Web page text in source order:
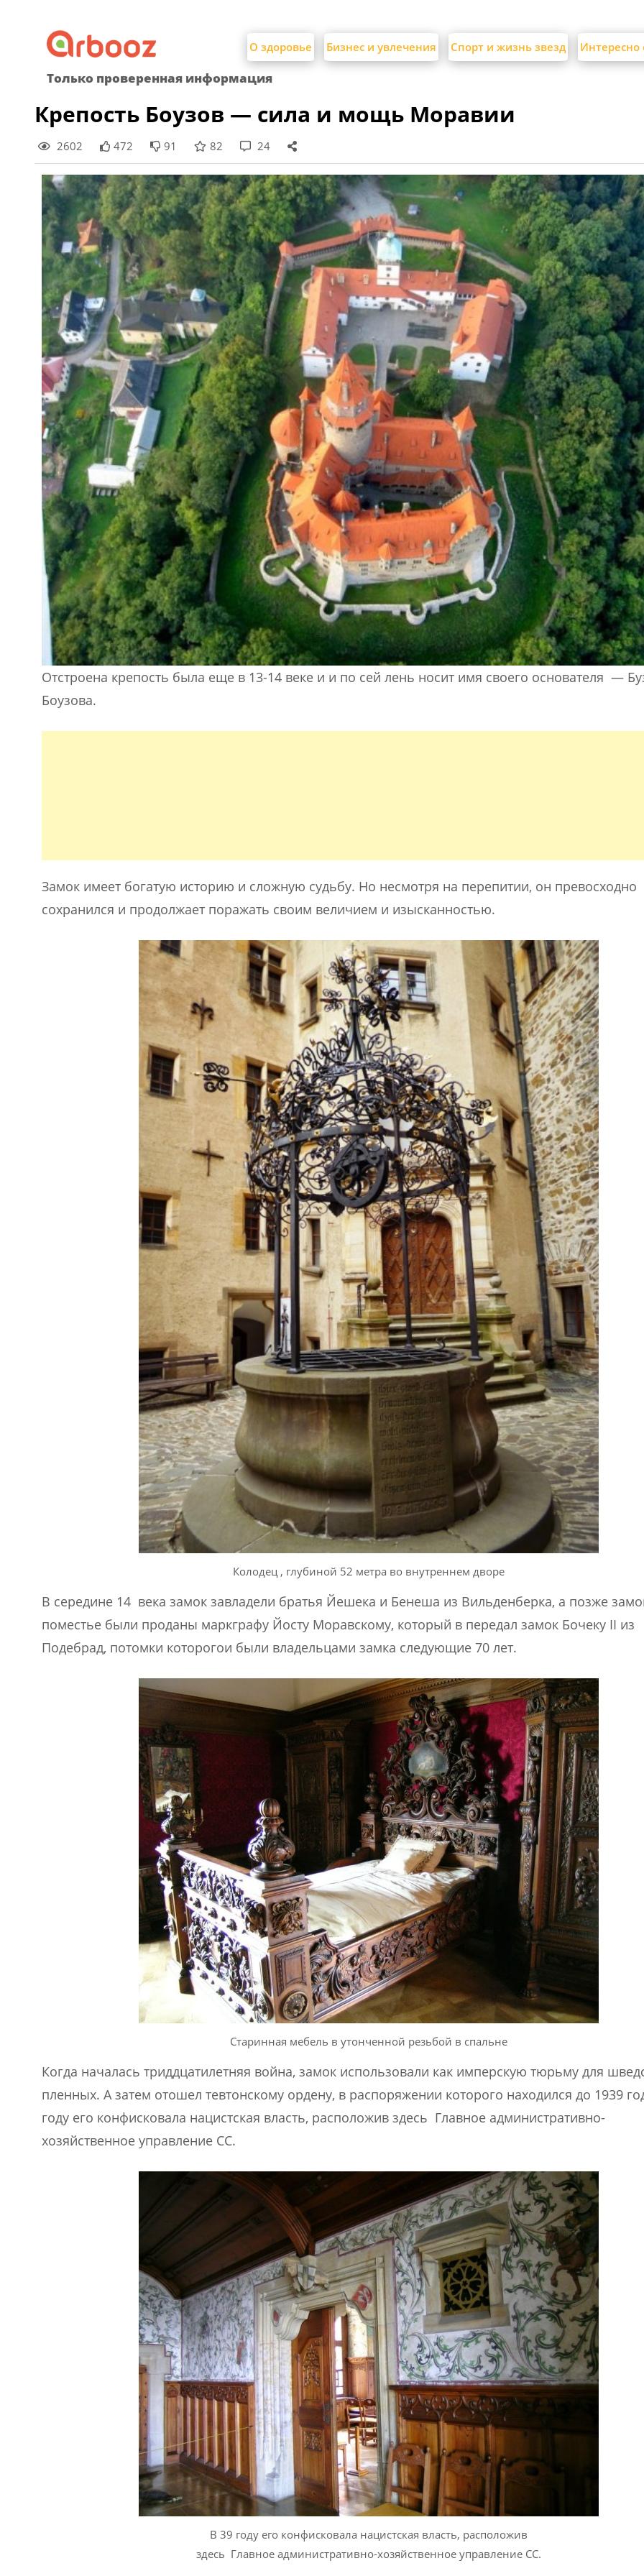
content
О здоровье Бизнес и увлечения Спорт и жизнь звезд
Только проверенная информация
Крепость Боузов — сила и мощь Моравии
2602 472 91 82 24
Отстроена крепость была еще в 13-14 веке и и по сей лень носит имя своего основателя —
Боузова.
Замок имеет богатую историю и сложную судьбу. Но несмотря на перепитии, он превосходно
сохранился и продолжает поражать своим величием и изысканностью.
Колодец , глубиной 52 метра во внутреннем дворе
В середине 14 века замок завладели братья Йешека и Бенеша из Вильденберка, а позже
поместье были проданы маркграфу Йосту Моравскому, который в передал замок Бочеку II из
Подебрад, потомки которогои были владельцами замка следующие 70 лет.
Старинная мебель в утонченной резьбой в спальне
Когда началась триддцатилетняя война, замок использовали как имперскую тюрьму для
пленных. А затем отошел тевтонскому ордену, в распоряжении которого находился до 1939
году его конфисковала нацистская власть, расположив здесь Главное административно-
хозяйственное управление СС.
В 39 году его конфисковала нацистская власть, расположив
здесь Главное административно-хозяйственное управление СС.